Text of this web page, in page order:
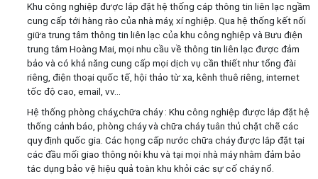
Khu công nghiệp được lắp đặt hệ thống cáp thông tin liên lạc ngầm
cung cấp tới hàng rào của nhà máy, xí nghiệp. Qua hệ thống kết nối
giữa trung tâm thông tin liên lạc của khu công nghiệp và Bưu điện
trung tâm Hoàng Mai, mọi nhu cầu về thông tin liên lạc được đảm
bảo và có khả năng cung cấp mọi dịch vụ cần thiết như tổng đài
riêng, điện thoại quốc tế, hội thảo từ xa, kênh thuê riêng, internet
tốc độ cao, email, vv…
Hệ thống phòng cháy,chữa cháy : Khu công nghiệp được lắp đặt hệ
thống cảnh báo, phòng cháy và chữa cháy tuân thủ chặt chẽ các
quy định quốc gia. Các họng cấp nước chữa cháy được lắp đặt tại
các đầu mối giao thông nội khu và tại mọi nhà máy nhằm đảm bảo
tác dụng bảo vệ hiệu quả toàn khu khỏi các sự cố cháy nổ.